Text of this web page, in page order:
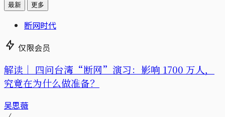
最新 更多
断网时代
仅限会员
解读｜ 四问台湾“断网”演习：影响 1700 万人，
究竟在为什么做准备？
吴思薇